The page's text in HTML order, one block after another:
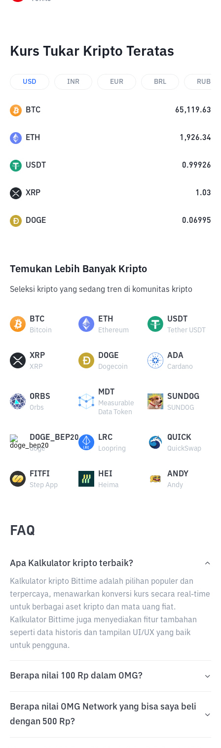
Kurs Tukar Kripto Teratas
USD INR EUR BRL RUB
BTC 65,119.63
ETH 1,926.34
USDT 0.99926
XRP 1.03
DOGE 0.06995
Temukan Lebih Banyak Kripto
Seleksi kripto yang sedang tren di komunitas kripto
BTC
Bitcoin
ETH
Ethereum
USDT
Tether USDT
XRP
XRP
DOGE
Dogecoin
ADA
Cardano
ORBS
Orbs
MDT
Measurable
Data Token
SUNDOG
SUNDOG
DOGE_BEP20
doge
LRC
Loopring
QUICK
QuickSwap
FITFI
Step App
HEI
Heima
ANDY
Andy
FAQ
Apa Kalkulator kripto terbaik?
Kalkulator kripto Bittime adalah pilihan populer dan
terpercaya, menawarkan konversi kurs secara real-time
untuk berbagai aset kripto dan mata uang fiat.
Kalkulator Bittime juga menyediakan fitur tambahan
seperti data historis dan tampilan UI/UX yang baik
untuk pengguna.
Berapa nilai 100 Rp dalam OMG?
Berapa nilai OMG Network yang bisa saya beli
dengan 500 Rp?